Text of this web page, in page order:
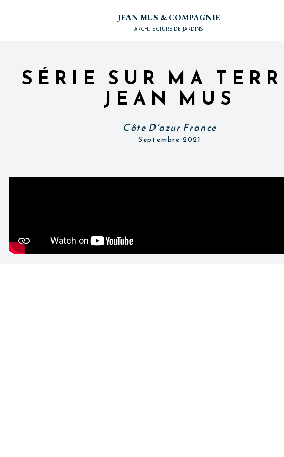
JEAN MUS & COMPAGNIE
ARCHITECTURE DE JARDINS
SÉRIE SUR MA
JEAN MUS
Côte D'azur France
Septembre 2021